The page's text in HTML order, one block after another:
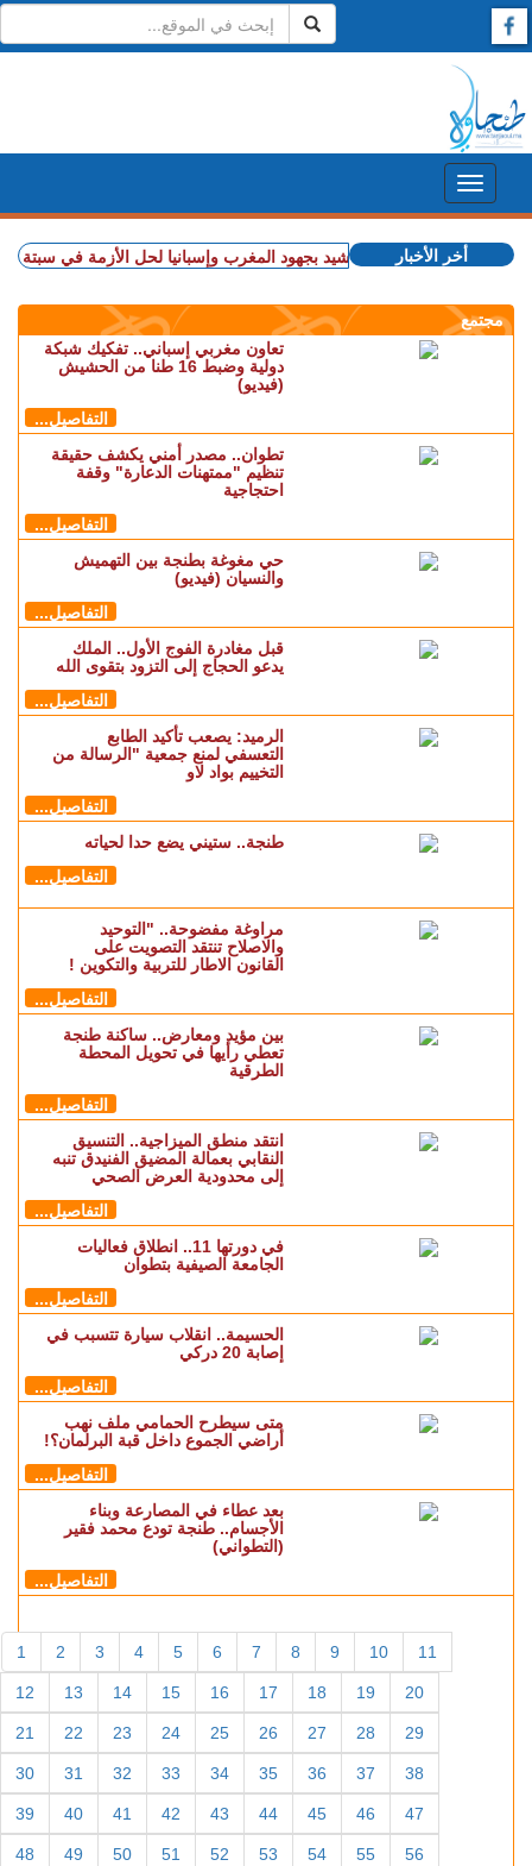
+ الاتحاد الأوروبي يشيد بجهود المغرب وإسبانيا لحل الأزمة في سبتة + أخر الأخبار
مجتمع
تعاون مغربي إسباني.. تفكيك شبكة
دولية وضبط 16 طنا من الحشيش
(فيديو)
التفاصيل...
تطوان.. مصدر أمني يكشف حقيقة
تنظيم "ممتهنات الدعارة" وقفة
احتجاجية
التفاصيل...
حي مغوغة بطنجة بين التهميش
والنسيان (فيديو)
التفاصيل...
قبل مغادرة الفوج الأول.. الملك
يدعو الحجاج إلى التزود بتقوى الله
التفاصيل...
الرميد: يصعب تأكيد الطابع
التعسفي لمنع جمعية "الرسالة من
التخييم بواد لاو
التفاصيل...
طنجة.. ستيني يضع حدا لحياته
التفاصيل...
مراوغة مفضوحة.. "التوحيد
والاصلاح تنتقد التصويت على
القانون الاطار للتربية والتكوين !
التفاصيل...
بين مؤيد ومعارض.. ساكنة طنجة
تعطي رأيها في تحويل المحطة
الطرقية
التفاصيل...
انتقد منطق الميزاجية.. التنسيق
النقابي بعمالة المضيق الفنيدق تنبه
إلى محدودية العرض الصحي
التفاصيل...
في دورتها 11.. انطلاق فعاليات
الجامعة الصيفية بتطوان
التفاصيل...
الحسيمة.. انقلاب سيارة تتسبب في
إصابة 20 دركي
التفاصيل...
متى سيطرح الحمامي ملف نهب
أراضي الجموع داخل قبة البرلمان؟!
التفاصيل...
بعد عطاء في المصارعة وبناء
الأجسام.. طنجة تودع محمد فقير
(التطواني)
التفاصيل...
1 2 3 4 5 6 7 8 9 10 11
12 13 14 15 16 17 18 19 20
21 22 23 24 25 26 27 28 29
30 31 32 33 34 35 36 37 38
39 40 41 42 43 44 45 46 47
48 49 50 51 52 53 54 55 56